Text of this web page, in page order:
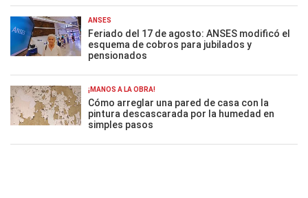
ANSES
Feriado del 17 de agosto: ANSES modificó el
esquema de cobros para jubilados y
pensionados
¡MANOS A LA OBRA!
Cómo arreglar una pared de casa con la
pintura descascarada por la humedad en
simples pasos